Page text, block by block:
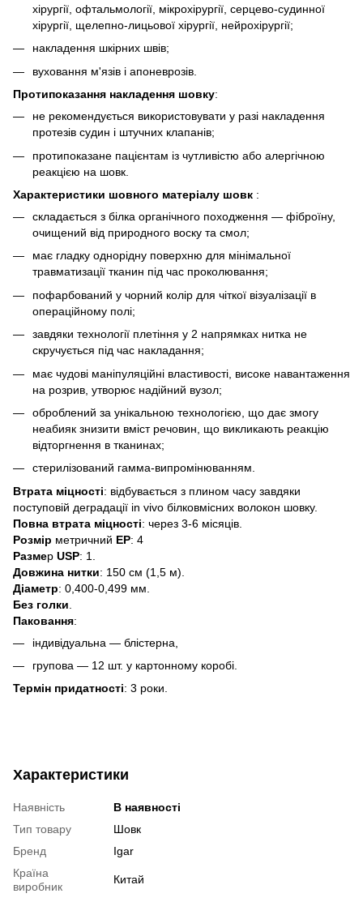
хірургії, офтальмології, мікрохірургії, серцево-судинної
хірургії, щелепно-лицьової хірургії, нейрохірургії;
накладення шкірних швів;
вуховання м'язів і апоневрозів.
Протипоказання накладення шовку:
не рекомендується використовувати у разі накладення
протезів судин і штучних клапанів;
протипоказане пацієнтам із чутливістю або алергічною
реакцією на шовк.
Характеристики шовного матеріалу шовк :
складається з білка органічного походження — фіброїну,
очищений від природного воску та смол;
має гладку однорідну поверхню для мінімальної
травматизації тканин під час проколювання;
пофарбований у чорний колір для чіткої візуалізації в
операційному полі;
завдяки технології плетіння у 2 напрямках нитка не
скручується під час накладання;
має чудові маніпуляційні властивості, високе навантаження
на розрив, утворює надійний вузол;
оброблений за унікальною технологією, що дає змогу
неабияк знизити вміст речовин, що викликають реакцію
відторгнення в тканинах;
стерилізований гамма-випромінюванням.
Втрата міцності: відбувається з плином часу завдяки
поступовій деградації in vivo білковмісних волокон шовку.
Повна втрата міцності: через 3-6 місяців.
Розмір метричний ЕР: 4
Размер USP: 1.
Довжина нитки: 150 см (1,5 м).
Діаметр: 0,400-0,499 мм.
Без голки
Паковання:
індивідуальна — блістерна,
групова — 12 шт. у картонному коробі.
Термін придатності: 3 роки.
Характеристики
Наявність
В наявності
Тип товару
Шовк
Бренд
Igar
Країна
виробник
Китай